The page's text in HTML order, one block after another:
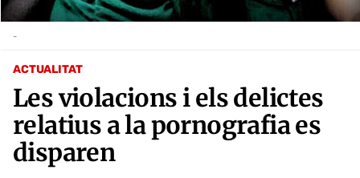
ACTUALITAT
Les violacions i els delictes
relatius a la pornografia es
disparen
-